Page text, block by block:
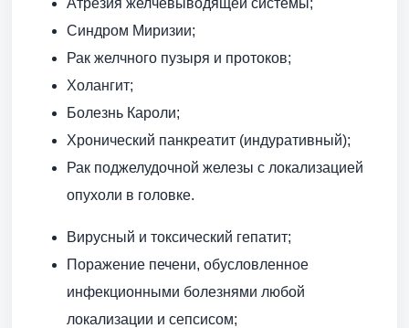
Атрезия желчевыводящей системы;
Синдром Миризии;
Рак желчного пузыря и протоков;
Холангит;
Болезнь Кароли;
Хронический панкреатит (индуративный);
Рак поджелудочной железы с локализацией
опухоли в головке.
Вирусный и токсический гепатит;
Поражение печени, обусловленное
инфекционными болезнями любой
локализации и сепсисом;